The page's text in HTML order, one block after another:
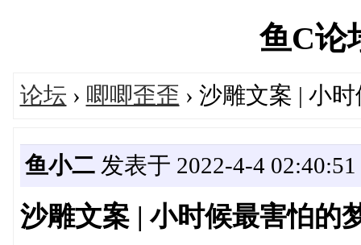
鱼C论
论坛 › 唧唧歪歪 › 沙雕文案 | 小
鱼小二发表于 2022-4-4 02:40:51
沙雕文案 | 小时候最害怕的